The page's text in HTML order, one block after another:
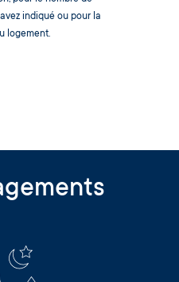
indiqué ou pour la
logement.